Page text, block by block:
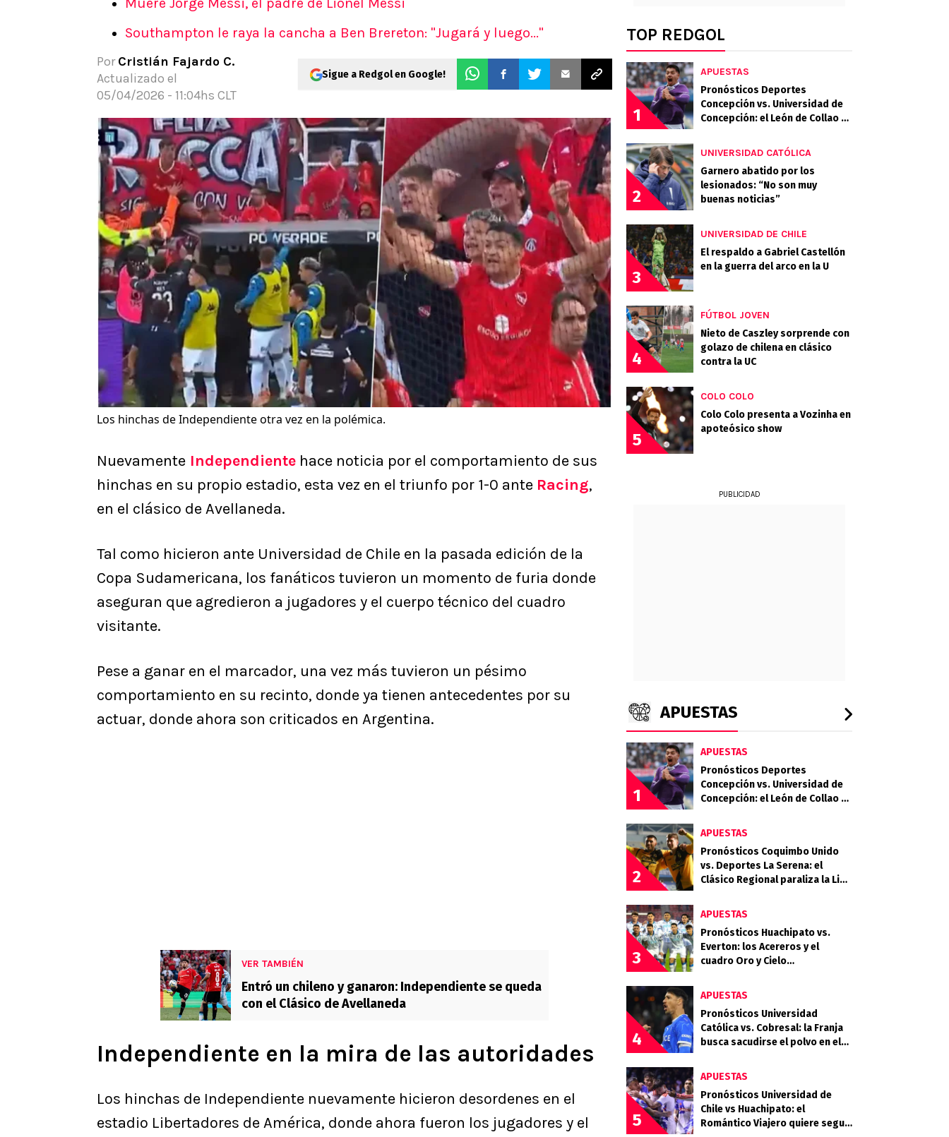
Pronósticos
Southampton le raya la cancha a Ben Brereton: "Jugará y luego..."
Por Cristián Fajardo C.
Actualizado el
05/04/2026 - 11:04hs CLT
Sigue a Redgol en Google!
Los hinchas de Independiente otra vez en la polémica.
Nuevamente Independiente hace noticia por el comportamiento de sus
hinchas en su propio estadio, esta vez en el triunfo por 1-0 ante Racing,
en el clásico de Avellaneda.
Tal como hicieron ante Universidad de Chile en la pasada edición de la
Copa Sudamericana, los fanáticos tuvieron un momento de furia donde
aseguran que agredieron a jugadores y el cuerpo técnico del cuadro
visitante.
Pese a ganar en el marcador, una vez más tuvieron un pésimo
comportamiento en su recinto, donde ya tienen antecedentes por su
actuar, donde ahora son criticados en Argentina.
VER TAMBIÉN
Entró un chileno y ganaron: Independiente se queda
con el Clásico de Avellaneda
Independiente en la mira de las autoridades
Los hinchas de Independiente nuevamente hicieron desordenes en el
estadio Libertadores de América, donde ahora fueron los jugadores y el
TOP REDGOL
1
APUESTAS
Pronósticos Deportes
Concepción vs. Universidad de
Concepción: el León de Collao y
2
UNIVERSIDAD CATÓLICA
Garnero abatido por los
lesionados: “No son muy
buenas noticias”
3
UNIVERSIDAD DE CHILE
El respaldo a Gabriel Castellón
en la guerra del arco en la U
4
FÚTBOL JOVEN
Nieto de Caszley sorprende con
golazo de chilena en clásico
contra la UC
5
COLO COLO
Colo Colo presenta a Vozinha en
apoteósico show
PUBLICIDAD
APUESTAS
1
APUESTAS
Pronósticos Deportes
Concepción vs. Universidad de
Concepción: el León de Collao y
Roa
2
APUESTAS
Pronósticos Coquimbo Unido
vs. Deportes La Serena: el
Clásico Regional paraliza la Liga
3
APUESTAS
Pronósticos Huachipato vs.
Everton: los Acereros y el
cuadro Oro y Cielo
por la fecha 18
4
APUESTAS
Pronósticos Universidad
Católica vs. Cobresal: la Franja
busca sacudirse el polvo en el
5
APUESTAS
Pronósticos Universidad de
Chile vs Huachipato: el
Romántico Viajero quiere seguir